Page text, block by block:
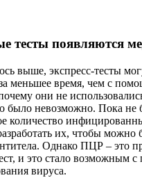
тесты появляются
выше, экспресс-тесты
меньшее время, чем с
они не
было невозможно. Пока не
количество
их, чтобы можно
Однако ПЦР – это
и это стало возможным с
вируса.